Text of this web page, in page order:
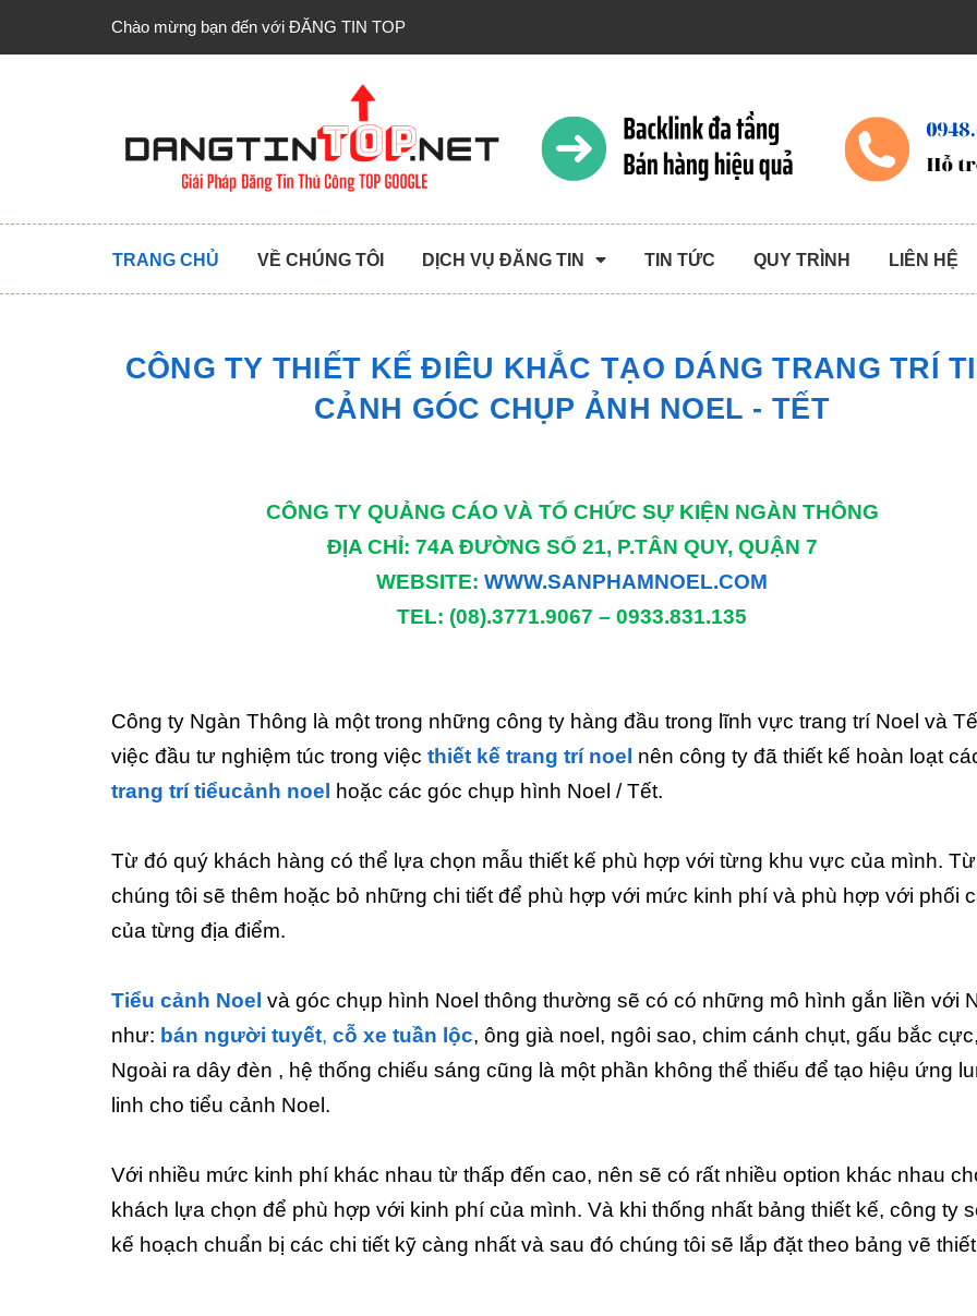
Chào mừng bạn đến với ĐĂNG TIN TOP
TRANG CHỦ VỀ CHÚNG TÔI DỊCH VỤ ĐĂNG TIN TIN TỨC QUY TRÌNH LIÊN HỆ
CÔNG TY THIẾT KẾ ĐIÊU KHẮC TẠO DÁNG TRANG TRÍ
CẢNH GÓC CHỤP ẢNH NOEL - TẾT
CÔNG TY QUẢNG CÁO VÀ TỔ CHỨC SỰ KIỆN NGÀN THÔNG
ĐỊA CHỈ: 74A ĐƯỜNG SỐ 21, P.TÂN QUY, QUẬN 7
WEBSITE: WWW.SANPHAMNOEL.COM
TEL: (08).3771.9067 – 0933.831.135
Công ty Ngàn Thông là một trong những công ty hàng đầu trong lĩnh vực trang trí Noel và
việc đầu tư nghiệm túc trong việc thiết kế trang trí noel nên công ty đã thiết kế hoàn loạt
trang trí tiểucảnh noel
hoặc các góc chụp hình Noel / Tết.
Từ đó quý khách hàng có thể lựa chọn mẫu thiết kế phù hợp với từng khu vực của mình.
chúng tôi sẽ thêm hoặc bỏ những chi tiết để phù hợp với mức kinh phí và phù hợp với phối
của từng địa điểm.
Tiểu cảnh Noel và góc chụp hình Noel thông thường sẽ có có những mô hình gắn liền với
như: bán người tuyết, cỗ xe tuần lộc, ông già noel, ngôi sao, chim cánh chụt, gấu bắc
Ngoài ra dây đèn , hệ thống chiếu sáng cũng là một phần không thể thiếu để tạo hiệu ứng
linh cho tiểu cảnh Noel.
Với nhiều mức kinh phí khác nhau từ thấp đến cao, nên sẽ có rất nhiều option khác nhau
khách lựa chọn để phù hợp với kinh phí của mình. Và khi thống nhất bảng thiết kế, công ty
kế hoạch chuẩn bị các chi tiết kỹ càng nhất và sau đó chúng tôi sẽ lắp đặt theo bảng vẽ